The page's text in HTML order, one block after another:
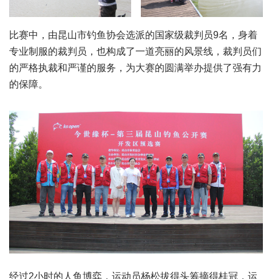
比赛中，由昆山市钓鱼协会选派的国家级裁判员9名，身着
专业制服的裁判员，也构成了一道亮丽的风景线，裁判员们
的严格执裁和严谨的服务，为大赛的圆满举办提供了强有力
的保障。
经过2小时的人鱼博弈，运动员杨松拔得头筹摘得桂冠，运